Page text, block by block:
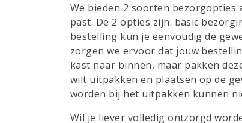
We bieden 2 soorten bezorgopties
past. De 2 opties zijn: basic
bestelling kun je eenvoudig de
zorgen we ervoor dat jouw
kast naar binnen, maar pakken
wilt uitpakken en plaatsen op de
worden bij het uitpakken kunnen
Wil je liever volledig ontzorgd